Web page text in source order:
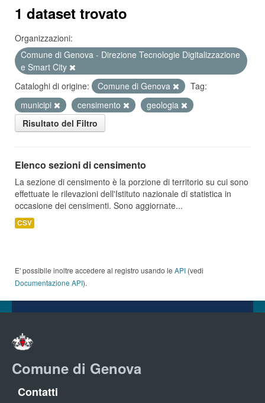
1 dataset trovato
Organizzazioni:
Comune di Genova - Direzione Tecnologie Digitalizzazione
e Smart City
Cataloghi di origine:
Comune di Genova
Tag:
municipi
censimento
geologia
Risultato del Filtro
Elenco sezioni di censimento
La sezione di censimento è la porzione di territorio su cui sono
effettuate le rilevazioni dell'Istituto nazionale di statistica in
occasione dei censimenti. Sono aggiornate...
CSV
E' possibile inoltre accedere al registro usando le API (vedi
Documentazione API).
Comune di Genova
Contatti